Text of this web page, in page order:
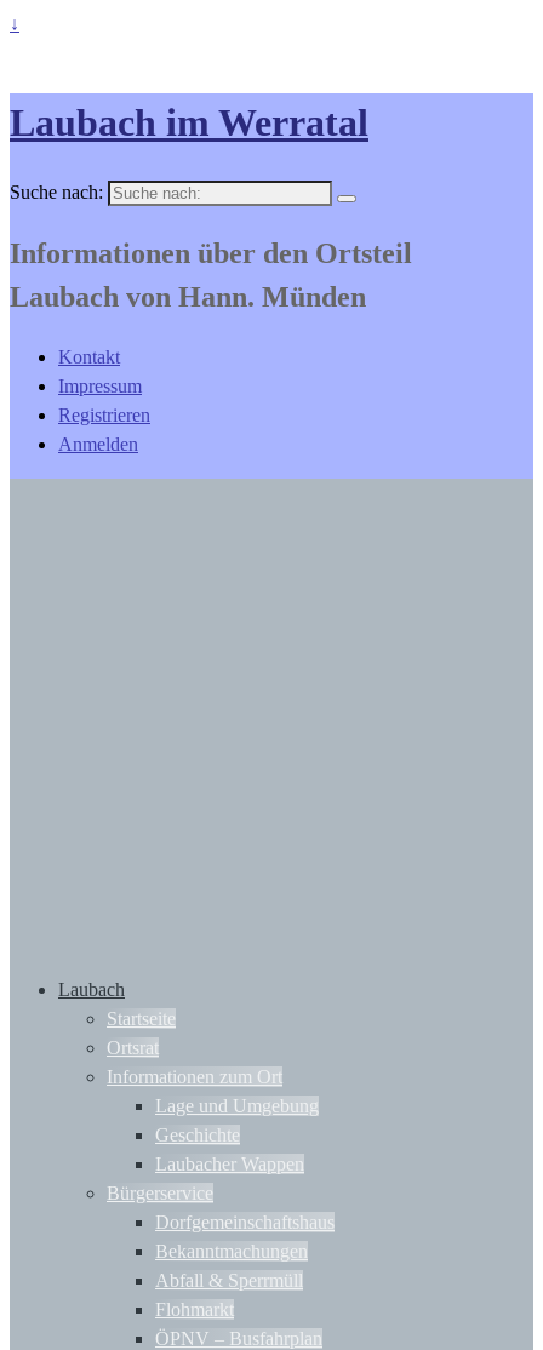
↓
Laubach im Werratal
Suche nach:
Informationen über den Ortsteil
Laubach von Hann. Münden
Kontakt
Impressum
Registrieren
Anmelden
Laubach
Startseite
Ortsrat
Informationen zum Ort
Lage und Umgebung
Geschichte
Laubacher Wappen
Bürgerservice
Dorfgemeinschaftshaus
Bekanntmachungen
Abfall & Sperrmüll
Flohmarkt
ÖPNV – Busfahrplan